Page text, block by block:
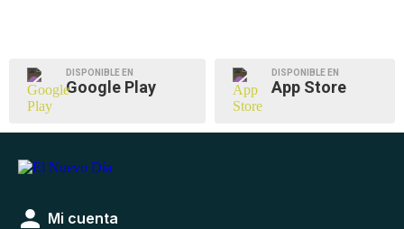
DISPONIBLE EN
Google Play
DISPONIBLE EN
App Store
Mi cuenta